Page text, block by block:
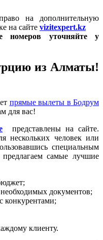
на дополнительную
на сайте vizitexpert.kz
номеров уточняйте у
из Алматы!
прямые вылеты в Бодрум
для вас!
представлены на сайте.
нескольких человек или
специальным
самые лучшие
документов;
конкурентами;
клиенту.